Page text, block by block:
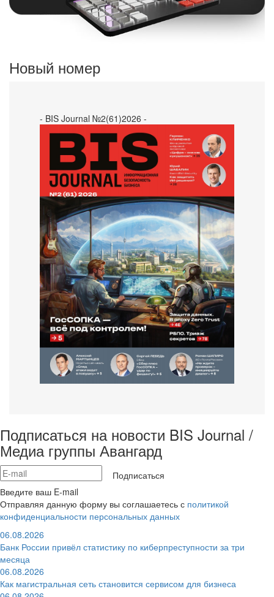
Новый номер
- BIS Journal №2(61)2026 -
Подписаться на новости BIS Journal /
Медиа группы Авангард
Подписаться
Введите ваш E-mail
Отправляя данную форму вы соглашаетесь с политикой
конфиденциальности персональных данных
06.08.2026
Банк России привёл статистику по киберпреступности за три
месяца
06.08.2026
Как магистральная сеть становится сервисом для бизнеса